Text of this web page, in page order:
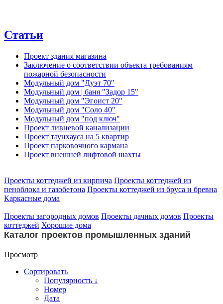
Статьи
Проект здания магазина
Заключение о соответствии объекта требованиям
пожарной безопасности
Модульный дом "Дуэт 70"
Модульный дом | баня "Задор 15"
Модульный дом "Эгоист 20"
Модульный дом "Соло 40"
Модульный дом "под ключ"
Проект ливневой канализации
Проект таунхауса на 5 квартир
Проект парковочного кармана
Проект внешней лифтовой шахты
Проекты коттеджей из кирпича Проекты коттеджей из
пеноблока и газобетона Проекты коттеджей из бруса и бревна
Каркасные дома
Проекты загородных домов Проекты дачных домов Проекты
коттеджей Хорошие дома
Каталог проектов промышленных зданий
Просмотр
Сортировать
Популярность ↓
Номер
Дата